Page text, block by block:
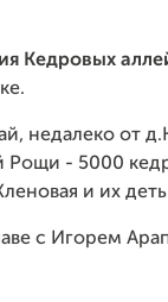
Кедровых
недалеко от
Рощи - 5000
и их
с Игорем